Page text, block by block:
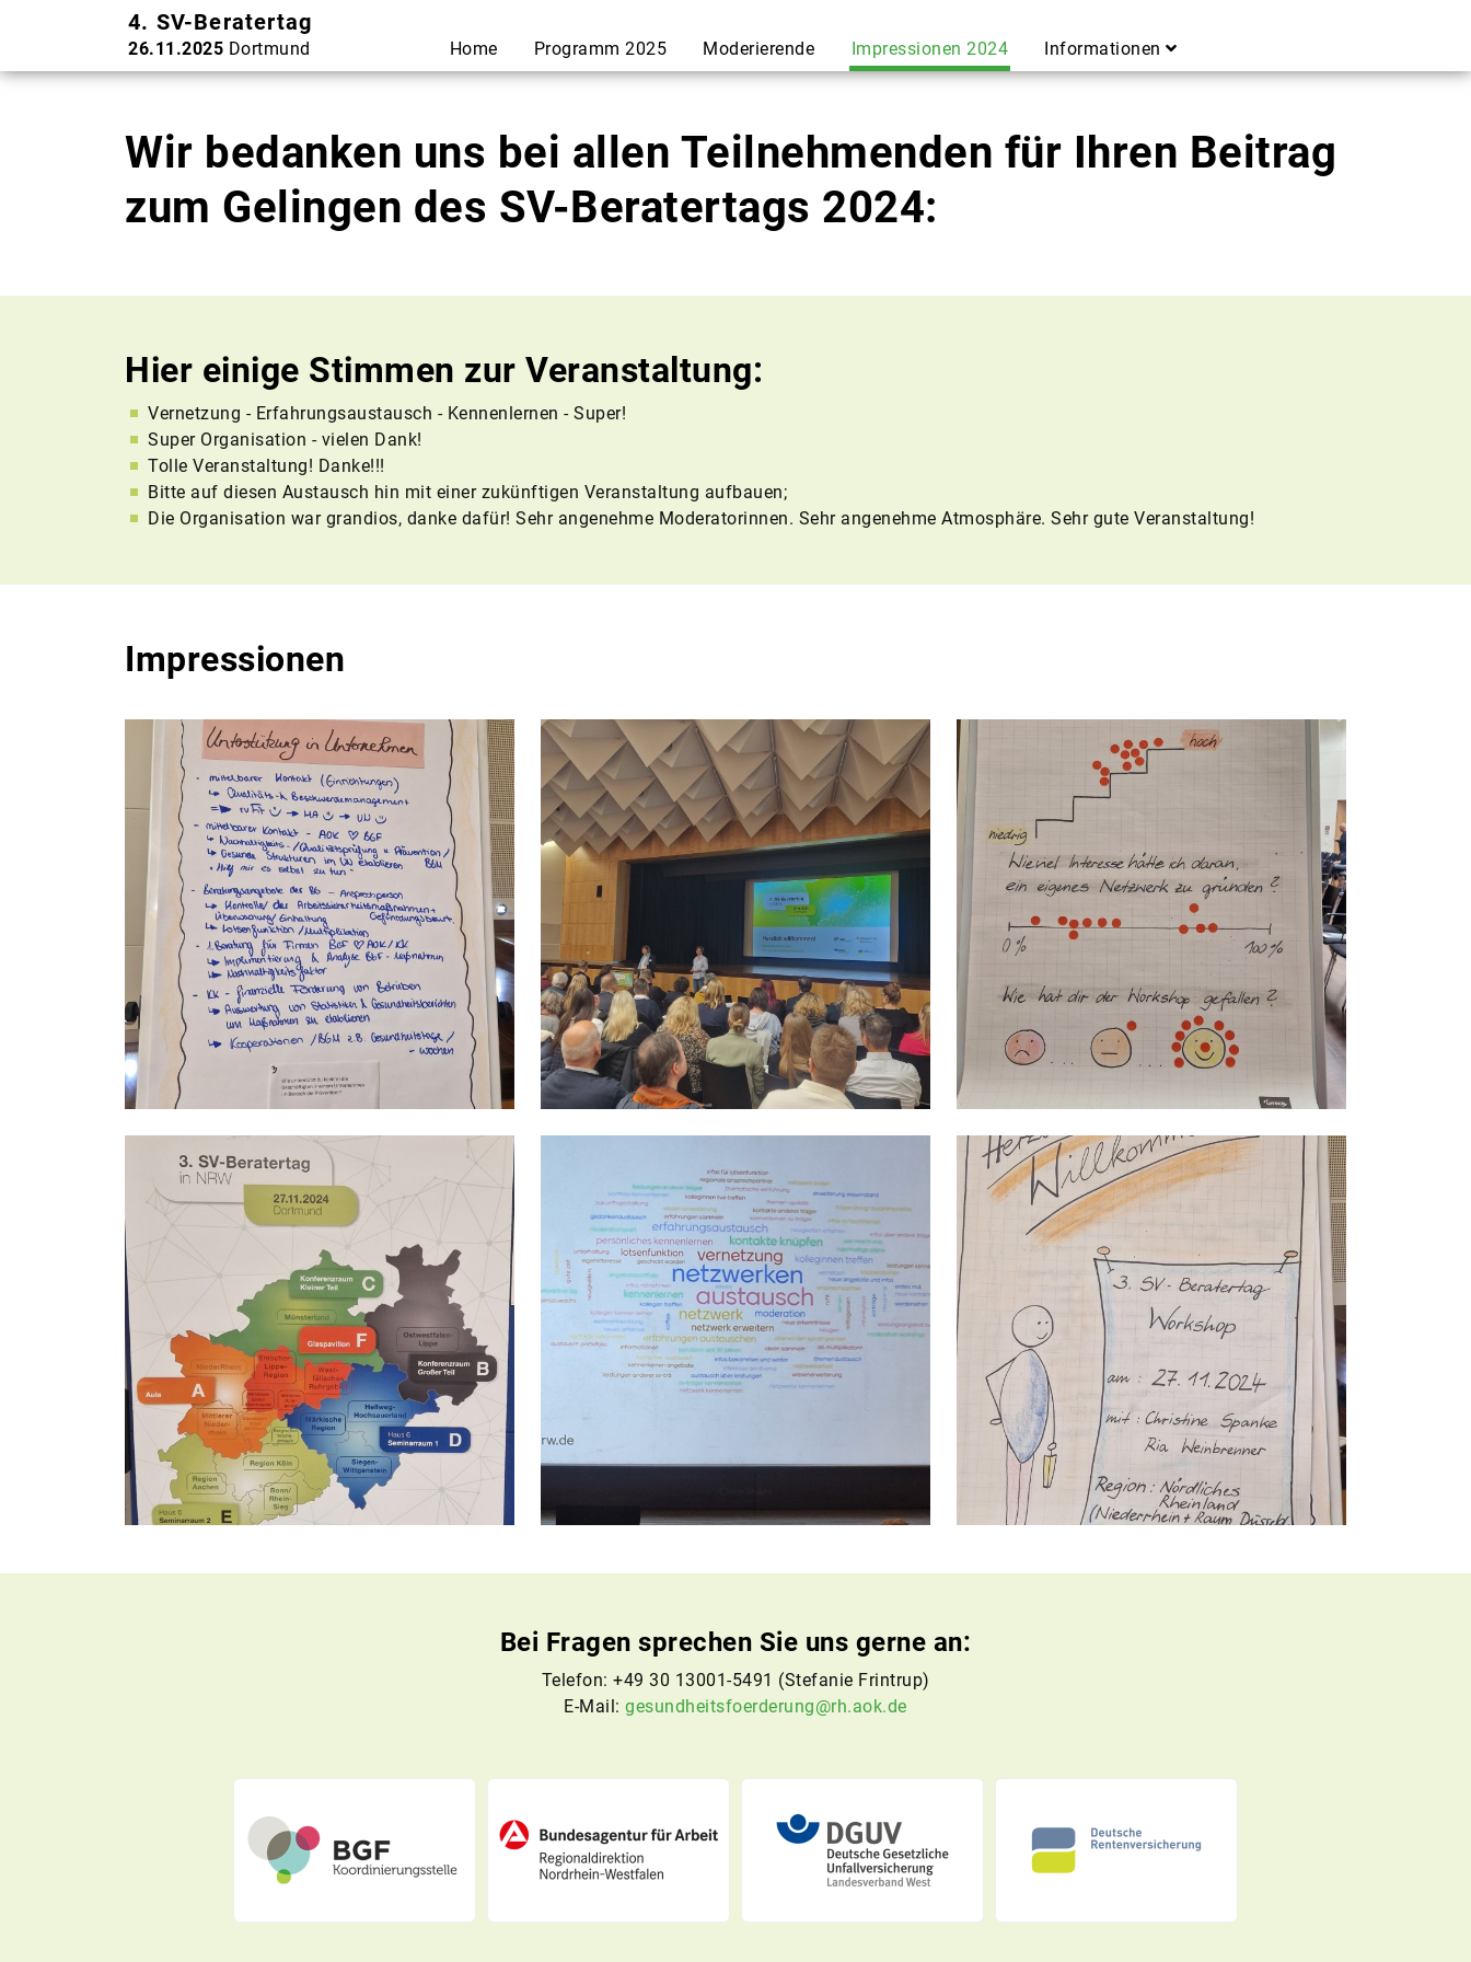
4. SV-Beratertag
26.11.2025 Dortmund Home. Programm 2025. Moderierende. Impressionen 2024. Informationen
Wir bedanken uns bei allen Teilnehmenden für Ihren Beitrag
zum Gelingen des SV-Beratertags 2024:
Hier einige Stimmen zur Veranstaltung:
Vernetzung - Erfahrungsaustausch - Kennenlernen - Super!
Super Organisation - vielen Dank!
Tolle Veranstaltung! Danke!!!
Bitte auf diesen Austausch hin mit einer zukünftigen Veranstaltung aufbauen;
Die Organisation war grandios, danke dafür! Sehr angenehme Moderatorinnen. Sehr angenehme Atmosphäre. Sehr gute Veranstaltung!
Impressionen
Bei Fragen sprechen Sie uns gerne an:
Telefon: +49 30 13001-5491 (Stefanie Frintrup)
E-Mail:gesundheitsfoerderung@rh.aok.de